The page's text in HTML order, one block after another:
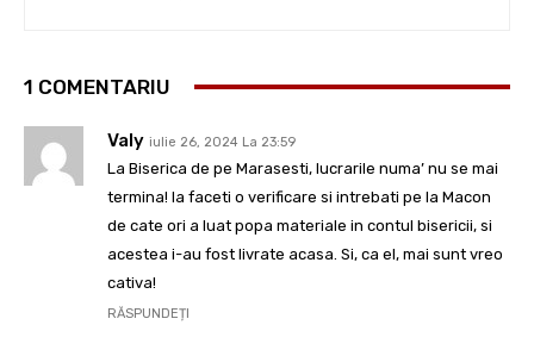
1 COMENTARIU
Valy iulie 26, 2024 La 23:59
La Biserica de pe Marasesti, lucrarile numa’ nu se mai
termina! Ia faceti o verificare si intrebati pe la Macon
de cate ori a luat popa materiale in contul bisericii, si
acestea i-au fost livrate acasa. Si, ca el, mai sunt vreo
cativa!
RĂSPUNDEȚI